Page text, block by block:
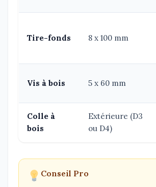
Tire-fonds 8 x 100 mm
Vis à bois 5 x 60 mm
Colle à
bois
Extérieure (D3
ou D4)
Conseil Pro